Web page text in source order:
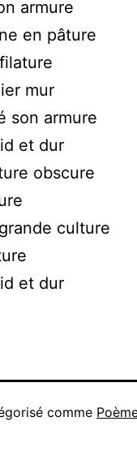
armure
en pâture
mur
son armure
et dur
obscure
culture
et dur
comme